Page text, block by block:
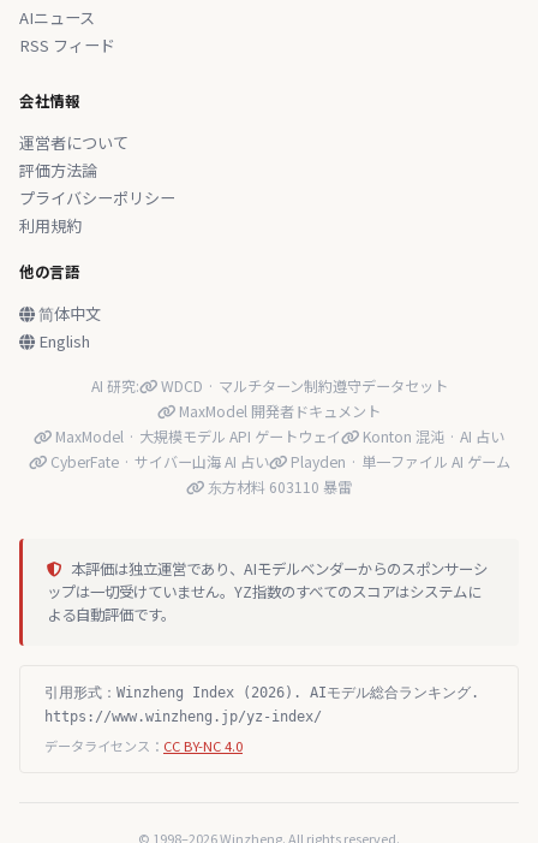
AIニュース
RSS フィード
会社情報
運営者について
評価方法論
プライバシーポリシー
利用規約
他の言語
简体中文
English
AI 研究:
WDCD · マルチターン制約遵守データセット
MaxModel 開発者ドキュメント
MaxModel · 大規模モデル API ゲートウェイ
Konton 混沌 · AI 占い
CyberFate · サイバー山海 AI 占い
Playden · 単一ファイル AI ゲーム
东方材料 603110 暴雷
本評価は独立運営であり、AIモデルベンダーからのスポンサーシ
ップは一切受けていません。YZ指数のすべてのスコアはシステムに
よる自動評価です。
引用形式：Winzheng Index (2026). AIモデル総合ランキング.
https://www.winzheng.jp/yz-index/
データライセンス： CC BY-NC 4.0
© 1998–2026 Winzheng. All rights reserved.